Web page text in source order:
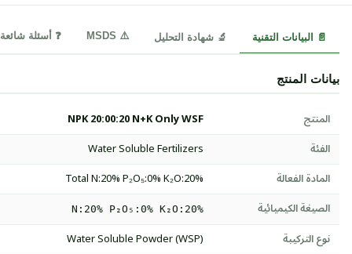
📄 البيانات التقنية 🔬 شهادة التحليل ⚠️ MSDS ❓ أسئلة شائعة
بيانات المنتج
المنتج
NPK 20:00:20 N+K Only WSF
الفئة
Water Soluble Fertilizers
المادة الفعالة
Total N:20% P₂O₅:0% K₂O:20%
الصيغة الكيميائية
N:20% P₂O₅:0% K₂O:20%
نوع التركيبة
Water Soluble Powder (WSP)